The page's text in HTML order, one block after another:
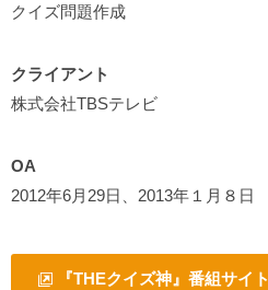
クイズ問題作成
クライアント
株式会社TBSテレビ
OA
2012年6月29日、2013年１月８日
『THEクイズ神』番組サイト